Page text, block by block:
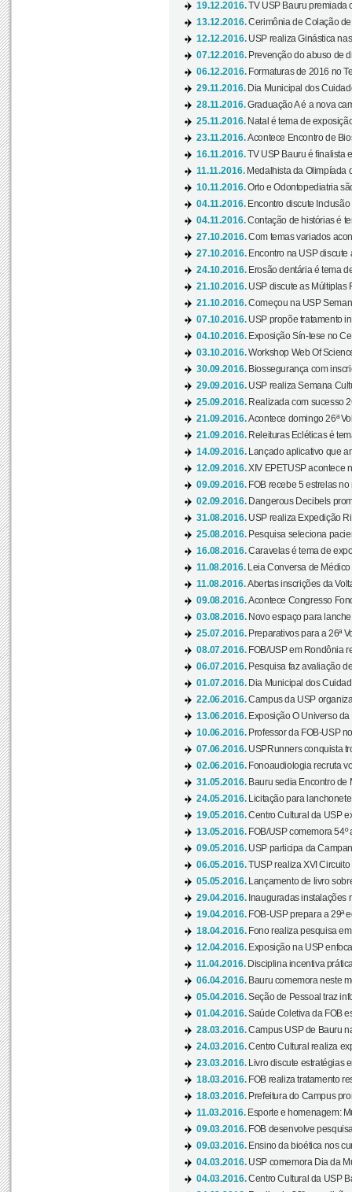
19.12.2016.TV USP Bauru premiada
13.12.2016.Cerimônia de Colação
12.12.2016. USP realiza Ginástica
07.12.2016. Prevenção do abuso de
06.12.2016. Formaturas de 2016 no
29.11.2016. Dia Municipal dos
28.11.2016.Graduação A é a nova
25.11.2016. Natal é tema de
23.11.2016.Acontece Encontro de
16.11.2016.TV USP Bauru é finalista
11.11.2016. Medalhista da Olimpíada
10.11.2016.Orto e Odontopediatria
04.11.2016. Encontro discute
04.11.2016.Contação de histórias é
27.10.2016.Com temas variados
27.10.2016. Encontro na USP discute
24.10.2016. Erosão dentária é tema
21.10.2016. USP discute as Múltiplas
21.10.2016.Começou na USP
07.10.2016. USP propõe tratamento
04.10.2016. Exposição Sín-tese no
03.10.2016.Workshop Web Of
30.09.2016. Biossegurança com
29.09.2016. USP realiza Semana
25.09.2016. Realizada com sucesso
21.09.2016.Acontece domingo 26ª
21.09.2016. Releituras Ecléticas é
14.09.2016.
Lançado aplicativo que
12.09.2016.XIV EPETUSP acontece
09.09.2016. FOB recebe 5 estrelas
02.09.2016. Dangerous Decibels
31.08.2016. USP realiza Expedição
25.08.2016. Pesquisa seleciona
16.08.2016.Caravelas é tema de
11.08.2016.
Leia Conversa de
11.08.2016.Abertas inscrições da
09.08.2016.Acontece Congresso
03.08.2016. Novo espaço para
25.07.2016. Preparativos para a 26ª
08.07.2016. FOB/USP em Rondônia
06.07.2016. Pesquisa faz avaliação
01.07.2016. Dia Municipal dos
22.06.2016.Campus da USP
13.06.2016. Exposição O Universo
10.06.2016. Professor da FOB-USP
07.06.2016. USPRunners conquista
02.06.2016. Fonoaudiologia recruta
31.05.2016. Bauru sedia Encontro de
24.05.2016.
Licitação para
19.05.2016.Centro Cultural da USP
13.05.2016. FOB/USP comemora
09.05.2016. USP participa da
06.05.2016.TUSP realiza XVI Circuito
05.05.2016.
Lançamento de livro
29.04.2016. Inauguradas instalações
19.04.2016. FOB-USP prepara a 29ª
18.04.2016. Fono realiza pesquisa
12.04.2016. Exposição na USP
11.04.2016. Disciplina incentiva
06.04.2016. Bauru comemora neste
05.04.2016.Seção de Pessoal traz
01.04.2016.Saúde Coletiva da FOB
28.03.2016.Campus USP de Bauru
24.03.2016.Centro Cultural realiza
23.03.2016.
Livro discute estratégias
18.03.2016. FOB realiza tratamento
18.03.2016. Prefeitura do Campus
11.03.2016. Esporte e homenagem:
09.03.2016. FOB desenvolve
09.03.2016. Ensino da bioética nos
04.03.2016. USP comemora Dia da
04.03.2016.Centro Cultural da USP